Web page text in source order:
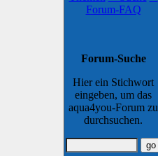
Forum-FAQ
Forum-Suche
Hier ein Stichwort
eingeben, um das
aqua4you-Forum zu
durchsuchen.